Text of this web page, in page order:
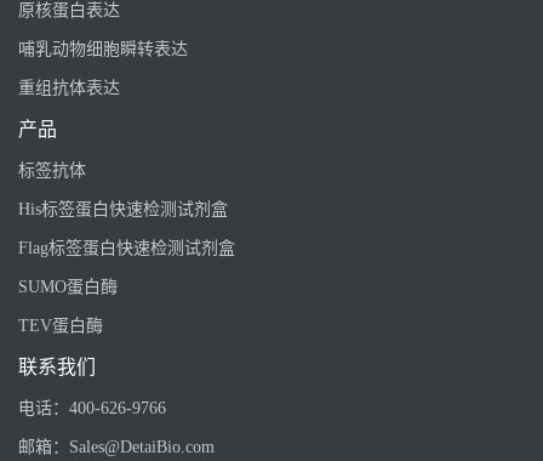
原核蛋白表达
哺乳动物细胞瞬转表达
重组抗体表达
产品
标签抗体
His标签蛋白快速检测试剂盒
Flag标签蛋白快速检测试剂盒
SUMO蛋白酶
TEV蛋白酶
联系我们
电话： 400-626-9766
邮箱： Sales@DetaiBio.com